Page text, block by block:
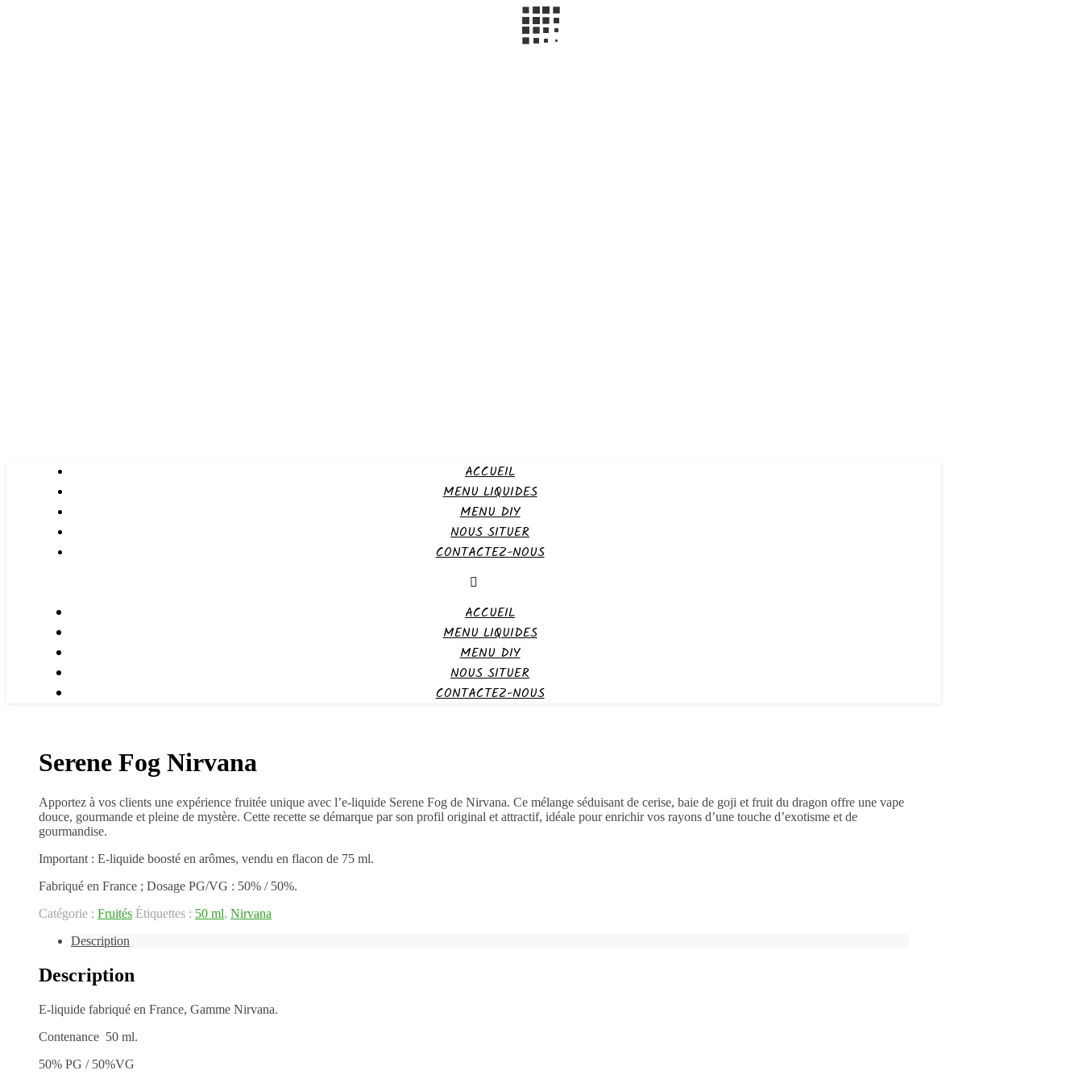
ACCUEIL
MENU LIQUIDES
MENU DIY
NOUS SITUER
CONTACTEZ-NOUS
ACCUEIL
MENU LIQUIDES
MENU DIY
NOUS SITUER
CONTACTEZ-NOUS
Serene Fog Nirvana
Apportez à vos clients une expérience fruitée unique avec l’e-liquide Serene Fog de Nirvana. Ce mélange séduisant de cerise, baie de goji et fruit du dragon offre une vape
douce, gourmande et pleine de mystère. Cette recette se démarque par son profil original et attractif, idéale pour enrichir vos rayons d’une touche d’exotisme et de
gourmandise.
Important : E-liquide boosté en arômes, vendu en flacon de 75 ml.
Fabriqué en France ; Dosage PG/VG : 50% / 50%.
Catégorie : Fruités Étiquettes : 50 ml, Nirvana
Description
Description
E-liquide fabriqué en France, Gamme Nirvana.
Contenance 50 ml.
50% PG / 50%VG